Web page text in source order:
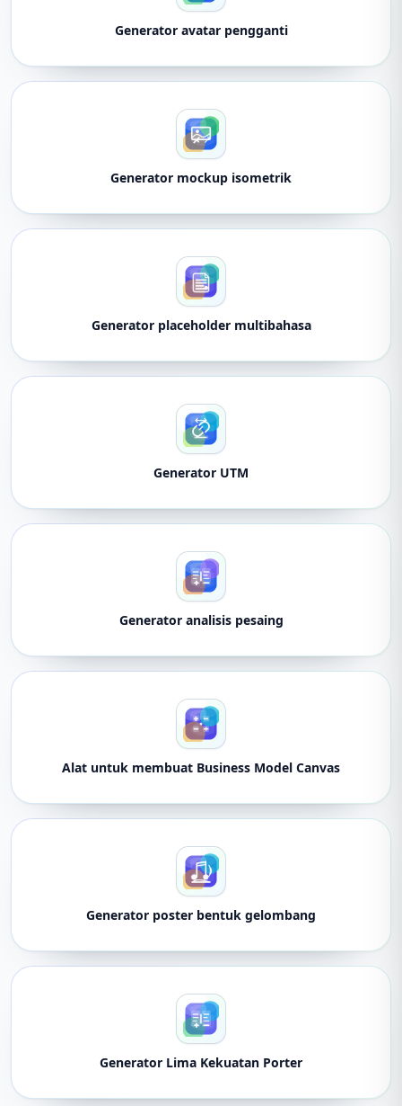
Generator avatar pengganti
Generator mockup isometrik
Generator placeholder multibahasa
Generator UTM
Generator analisis pesaing
Alat untuk membuat Business Model Canvas
Generator poster bentuk gelombang
Generator Lima Kekuatan Porter